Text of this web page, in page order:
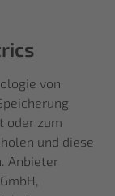
von
oder zum
und diese
Anbieter